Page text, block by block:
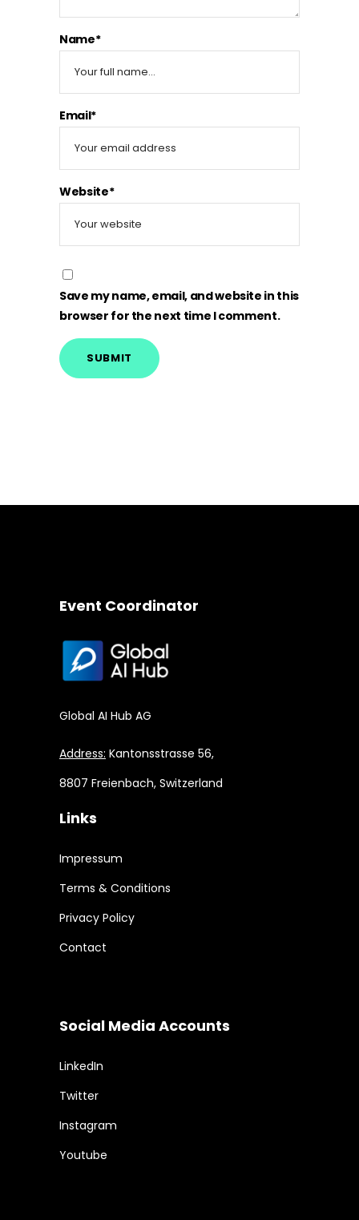
Name*
Email*
Website*
Save my name, email, and website in this
browser for the next time I comment.
Event Coordinator
Global AI Hub AG
Address: Kantonsstrasse 56,
8807 Freienbach, Switzerland
Links
Impressum
Terms & Conditions
Privacy Policy
Contact
Social Media Accounts
LinkedIn
Twitter
Instagram
Youtube